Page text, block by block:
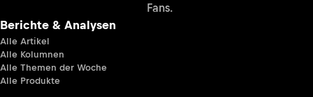
Fans.
Berichte & Analysen
Alle Artikel
Alle Kolumnen
Alle Themen der Woche
Alle Produkte